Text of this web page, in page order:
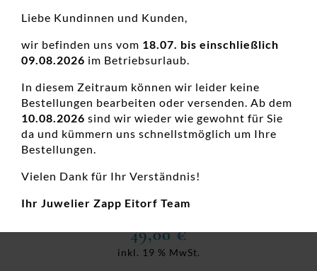
Zirkoniaschmuck
Collier Einsteiner 925 Ag rhodiniert
49,00€
inkl. 19 % MwSt.
Liebe Kundinnen und Kunden,
wir befinden uns vom 18.07. bis einschließlich
09.08.2026 im Betriebsurlaub.
In diesem Zeitraum können wir leider keine
Bestellungen bearbeiten oder versenden. Ab dem
10.08.2026 sind wir wieder wie gewohnt für Sie
da und kümmern uns schnellstmöglich um Ihre
Bestellungen.
Vielen Dank für Ihr Verständnis!
Ihr Juwelier Zapp Eitorf Team